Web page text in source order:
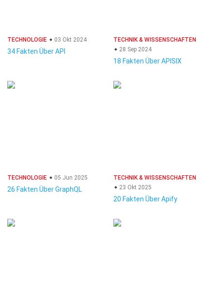
TECHNOLOGIE 03 Okt 2024
34 Fakten Über API
TECHNIK & WISSENSCHAFTEN
28 Sep 2024
18 Fakten Über APISIX
TECHNOLOGIE 05 Jun 2025
26 Fakten Über GraphQL
TECHNIK & WISSENSCHAFTEN
23 Okt 2025
20 Fakten Über Apify